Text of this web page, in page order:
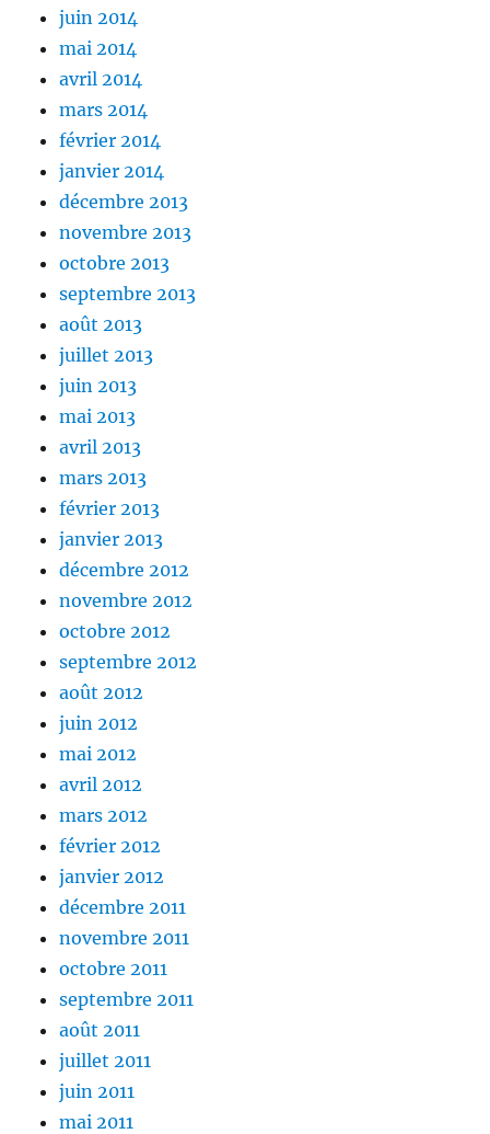
juin 2014
mai 2014
avril 2014
mars 2014
février 2014
janvier 2014
décembre 2013
novembre 2013
octobre 2013
septembre 2013
août 2013
juillet 2013
juin 2013
mai 2013
avril 2013
mars 2013
février 2013
janvier 2013
décembre 2012
novembre 2012
octobre 2012
septembre 2012
août 2012
juin 2012
mai 2012
avril 2012
mars 2012
février 2012
janvier 2012
décembre 2011
novembre 2011
octobre 2011
septembre 2011
août 2011
juillet 2011
juin 2011
mai 2011